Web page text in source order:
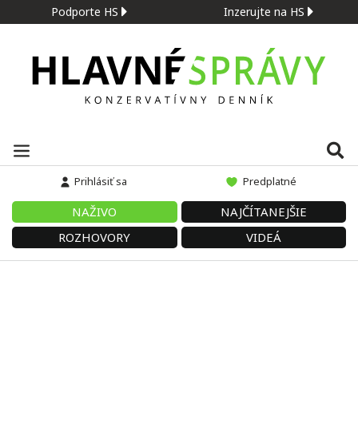
Podporte HS Inzerujte na HS
Prihlásiť sa Predplatné
NAŽIVO
NAJČÍTANEJŠIE
ROZHOVORY
VIDEÁ